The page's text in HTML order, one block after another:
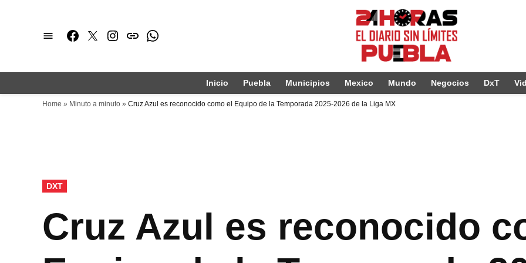
Facebook
TwitterInstagram
issuuWhatsapp
Inicio Puebla Municipios Mexico Mundo Negocios DxT
Home » Minuto a minuto » Cruz Azul es reconocido como el Equipo de la Temporada 2025-2026 de la Liga MX
PUBLICADO
EN
DXT
Cruz Azul es reconocido